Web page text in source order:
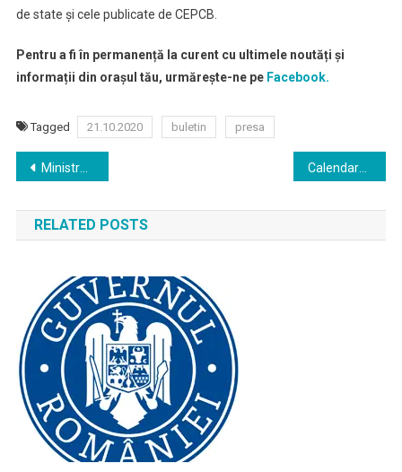
de state și cele publicate de CEPCB.
Pentru a fi în permanență la curent cu ultimele noutăți și
informații din orașul tău, urmărește-ne peFacebook.
Tagged 21.10.2020 buletin presa
Navigare
în
articole
Ministrul Muncii intenţionează să modifice legislaţia în domeniul ocupării forţei de muncă
RELATED POSTS